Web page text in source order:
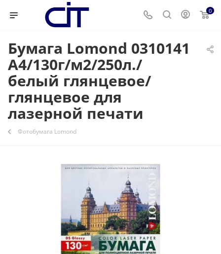
0
Бумага Lomond 0310141
A4/130г/м2/250л./
белый глянцевое/
глянцевое для
лазерной печати
Фотобумага Lomond